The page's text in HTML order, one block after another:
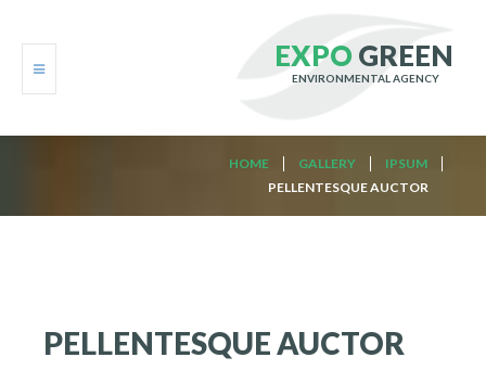
EXPOGREEN
ENVIRONMENTAL AGENCY
BLOG
HOME GALLERY
IPSUM
PELLENTESQUE AUCTOR
PELLENTESQUEAUCTOR